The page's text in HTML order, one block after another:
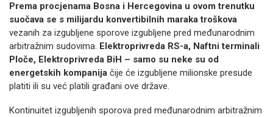
Prema procjenama Bosna i Hercegovina u ovom trenutku
suočava se s milijardu konvertibilnih maraka troškova
vezanih za izgubljene sporove izgubljene pred međunarodnim
arbitražnim sudovima. Elektroprivreda RS-a, Naftni terminali
Ploče, Elektroprivreda BiH – samo su neke su od
energetskih kompanija čije će izgubljene milionske presude
platiti ili su već platili građani ove države.
Kontinuitet izgubljenih sporova pred međunarodnim arbitražnim